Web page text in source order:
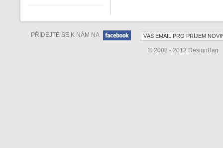
PŘIDEJTE SE K NÁM NA
© 2008 - 2012 DesignBag